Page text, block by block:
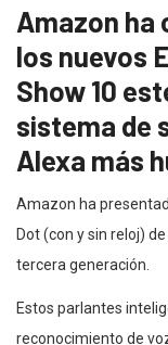
Amazon ha
los nuevos
Show 10
sistema de
Alexa más
Amazon ha
Dot (con y sin reloj)
tercera generación.
Estos parlantes
reconocimiento de